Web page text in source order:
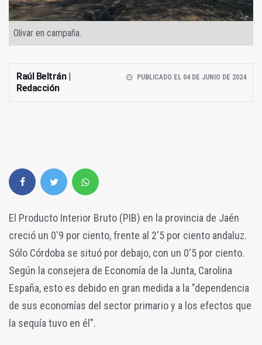
Olivar en campaña.
Raúl Beltrán |
Redacción
PUBLICADO EL 04 DE JUNIO DE 2024
El Producto Interior Bruto (PIB) en la provincia de Jaén
creció un 0'9 por ciento, frente al 2'5 por ciento andaluz.
Sólo Córdoba se situó por debajo, con un 0'5 por ciento.
Según la consejera de Economía de la Junta, Carolina
España, esto es debido en gran medida a la "dependencia
de sus economías del sector primario y a los efectos que
la sequía tuvo en él".